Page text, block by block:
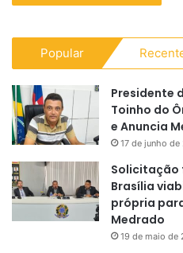
Popular
Presidente
Toinho do
e Anuncia
17 de junho de
Solicitação
Brasília
própria
Medrado
19 de maio de